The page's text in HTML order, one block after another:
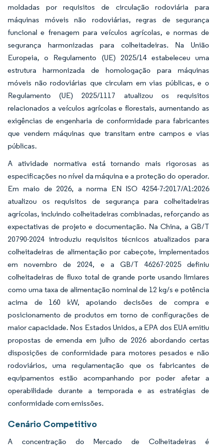
moldadas por requisitos de circulação rodoviária para
máquinas móveis não rodoviárias, regras de segurança
funcional e frenagem para veículos agrícolas, e normas de
segurança harmonizadas para colheitadeiras. Na União
Europeia, o Regulamento (UE) 2025/14 estabeleceu uma
estrutura harmonizada de homologação para máquinas
móveis não rodoviárias que circulam em vias públicas, e o
Regulamento (UE) 2025/1117 atualizou os requisitos
relacionados a veículos agrícolas e florestais, aumentando as
exigências de engenharia de conformidade para fabricantes
que vendem máquinas que transitam entre campos e vias
públicas.
A atividade normativa está tornando mais rigorosas as
especificações no nível da máquina e a proteção do operador.
Em maio de 2026, a norma EN ISO 4254-7:2017/A1:2026
atualizou os requisitos de segurança para colheitadeiras
agrícolas, incluindo colheitadeiras combinadas, reforçando as
expectativas de projeto e documentação. Na China, a GB/T
20790-2024 introduziu requisitos técnicos atualizados para
colheitadeiras de alimentação por cabeçote, implementados
em novembro de 2024, e a GB/T 46267-2025 definiu
colheitadeiras de fluxo total de grande porte usando limiares
como uma taxa de alimentação nominal de 12 kg/s e potência
acima de 160 kW, apoiando decisões de compra e
posicionamento de produtos em torno de configurações de
maior capacidade. Nos Estados Unidos, a EPA dos EUA emitiu
propostas de emenda em julho de 2026 abordando certas
disposições de conformidade para motores pesados e não
rodoviários, uma regulamentação que os fabricantes de
equipamentos estão acompanhando por poder afetar a
operabilidade durante a temporada e as estratégias de
conformidade com emissões.
Cenário Competitivo
A concentração do Mercado de Colheitadeiras é